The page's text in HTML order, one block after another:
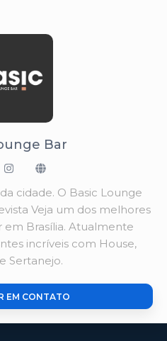
Bar
cidade. O Basic Lounge
Veja um dos melhores
em Brasília. Atualmente
incríveis com House,
Sertanejo.
EM CONTATO